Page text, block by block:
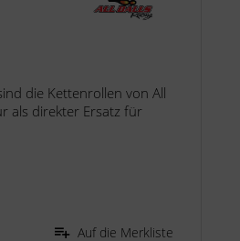
die Kettenrollen von All
als direkter Ersatz für
Auf die Merkliste